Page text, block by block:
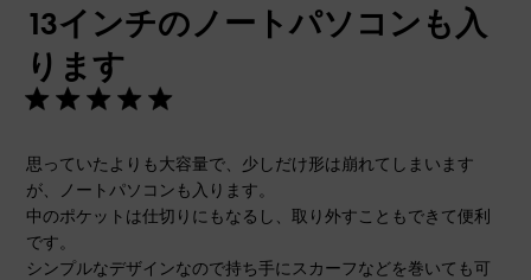
13インチのノートパソコンも入
ります
思っていたよりも大容量で、少しだけ形は崩れてしまいます
が、ノートパソコンも入ります。
中のポケットは仕切りにもなるし、取り外すこともできて便利
です。
シンプルなデザインなので持ち手にスカーフなどを巻いても可